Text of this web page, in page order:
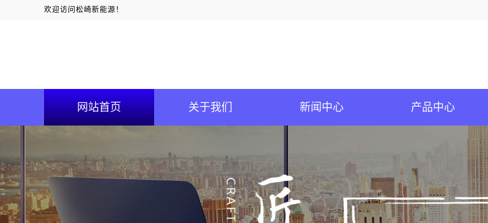
欢迎访问松崎新能源！
网站首页 关于我们 新闻中心 产品中心